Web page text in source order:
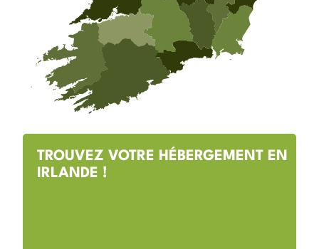
TROUVEZ VOTRE HÉBERGEMENT EN
IRLANDE !